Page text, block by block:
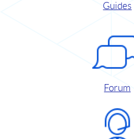
Guides
Forum